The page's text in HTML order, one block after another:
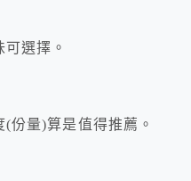
選擇。
份量)算是值得推薦。